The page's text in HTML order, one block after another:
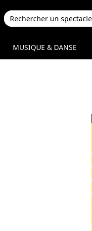
MUSIQUE & DANSE